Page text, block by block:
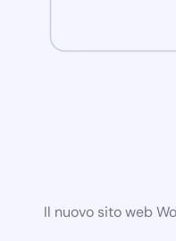
Il nuovo sito web